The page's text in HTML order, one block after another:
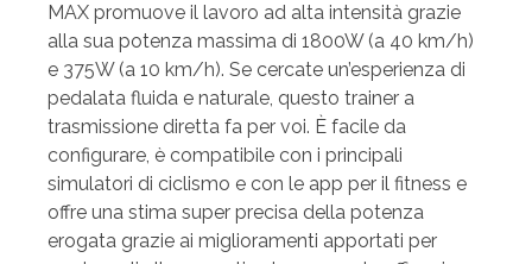
MAX promuove il lavoro ad alta intensità grazie
alla sua potenza massima di 1800W (a 40 km/h)
e 375W (a 10 km/h). Se cercate un’esperienza di
pedalata fluida e naturale, questo trainer a
trasmissione diretta fa per voi. È facile da
configurare, è compatibile con i principali
simulatori di ciclismo e con le app per il fitness e
offre una stima super precisa della potenza
erogata grazie ai miglioramenti apportati per